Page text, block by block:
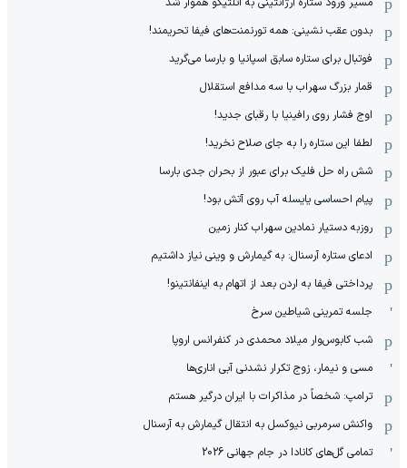
بدون عقب نشینی: همه تورنمنت‌های فیفا تحریمند!
فوتبال برای ستاره سابق اسپانیا و بارسا می‌گرید
قمار بزرگ سهراب با سه مدافع استقلال
اوج فشار روی رافینیا با رقبای جدید!
لطفا این ستاره را به جای صلاح نخرید!
شش راه حل فلیک برای عبور از بحران جدی بارسا
پیام احساسی یایسله آب روی آتش بود!
روزبه دستیار نمادین سهراب کنار زمین
ادعای ستاره آرسنال: به گیمارش و وینی نیاز داشتیم
پرداختی فیفا به اردن بعد از اتهام به اینفانتینو!
جلسه تمرینی شیاطین سرخ
شب کابوس‌وار میلاد محمدی در کنفرانس اروپا
مسی و نیمار، زوج تکرار نشدنی آبی اناری‌ها
ترامپ: شخصاً در مذاکرات با ایران درگیر هستم
واکنش سرمربی نیوکسل به انتقال گیمارش به آرسنال
تمامی گل‌های کانادا در جام جهانی 2026